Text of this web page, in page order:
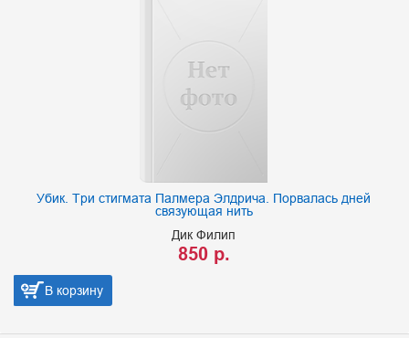
Убик. Три стигмата Палмера Элдрича. Порвалась дней
связующая нить
Дик Филип
850 р.
В корзину